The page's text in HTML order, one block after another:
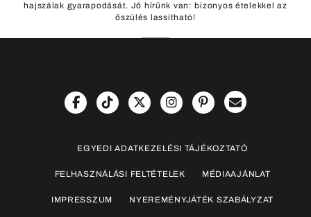
hajszálak gyarapodását. Jó hírünk van: bizonyos ételekkel az
őszülés lassítható!
EGYEDI ADATKEZELÉSI TÁJÉKOZTATÓ
FELHASZNÁLÁSI FELTÉTELEK MÉDIAAJÁNLAT
IMPRESSZUM NYEREMÉNYJÁTÉK SZABÁLYZAT